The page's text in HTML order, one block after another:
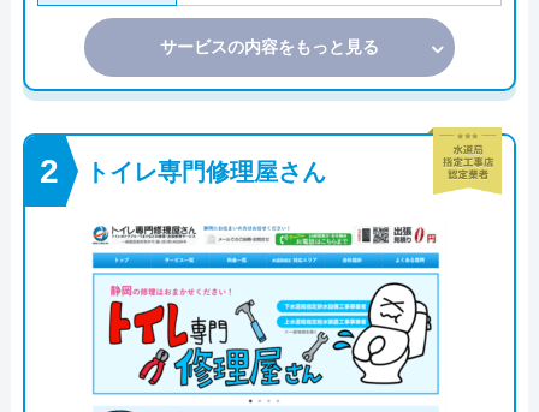
サービスの内容をもっと見る
トイレ専門修理屋さん